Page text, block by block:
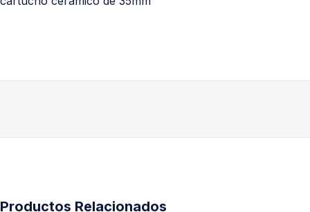
Productos Relacionados